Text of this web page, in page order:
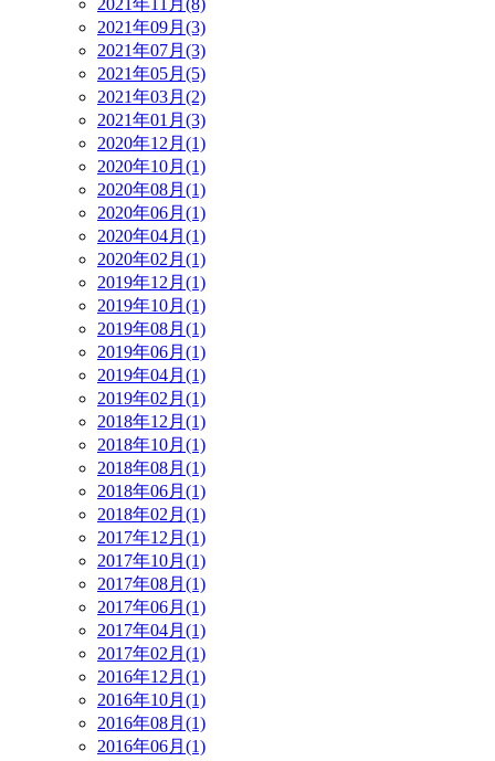
2021年11月(8)
2021年09月(3)
2021年07月(3)
2021年05月(5)
2021年03月(2)
2021年01月(3)
2020年12月(1)
2020年10月(1)
2020年08月(1)
2020年06月(1)
2020年04月(1)
2020年02月(1)
2019年12月(1)
2019年10月(1)
2019年08月(1)
2019年06月(1)
2019年04月(1)
2019年02月(1)
2018年12月(1)
2018年10月(1)
2018年08月(1)
2018年06月(1)
2018年02月(1)
2017年12月(1)
2017年10月(1)
2017年08月(1)
2017年06月(1)
2017年04月(1)
2017年02月(1)
2016年12月(1)
2016年10月(1)
2016年08月(1)
2016年06月(1)